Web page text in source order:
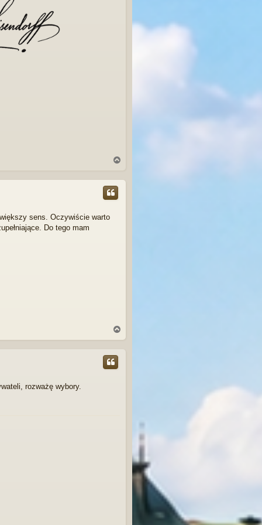
g
sens. Oczywiście warto
Do tego mam
a
rozważę wybory.